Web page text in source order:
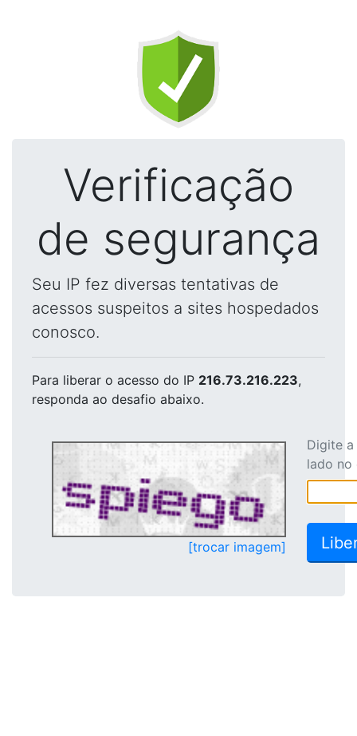
Verificação
de segurança
Seu IP fez diversas tentativas de
acessos suspeitos a sites hospedados
conosco.
Para liberar o acesso do IP 216.73.216.223,
responda ao desafio abaixo.
[trocar imagem]
Digite
lado no